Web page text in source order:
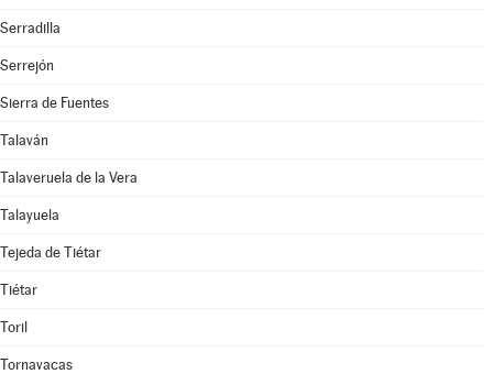
Serradilla
Serrejón
Sierra de Fuentes
Talaván
Talaveruela de la Vera
Talayuela
Tejeda de Tiétar
Tiétar
Toril
Tornavacas